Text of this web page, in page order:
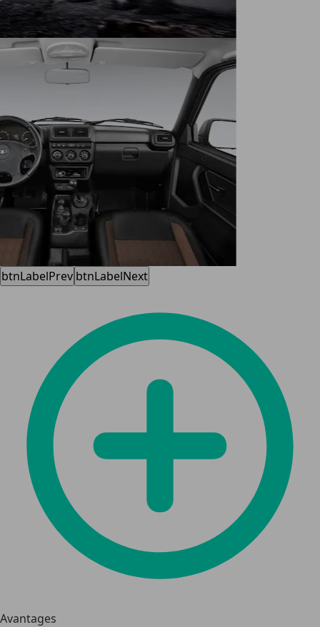
btnLabelPrev btnLabelNext
Avantages